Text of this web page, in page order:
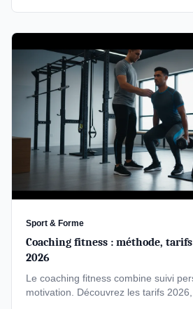
Sport & Forme
Coaching fitness : méthode,
2026
Le coaching fitness combine suivi
motivation. Découvrez les tarifs